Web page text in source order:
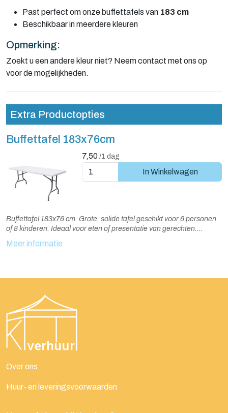
Past perfect om onze buffettafels van 183 cm
Beschikbaar in meerdere kleuren
Opmerking:
Zoekt u een andere kleur niet? Neem contact met ons op
voor de mogelijkheden.
Extra Productopties
Buffettafel 183x76cm
7,50 /1 dag
In Winkelwagen
Buffettafel 183x76 cm. Grote, solide tafel geschikt voor 6 personen
of 8 kinderen. Ideaal voor eten of presentatie van gerechten.
tafelpapier.
Meer informatie
Over ons
Huur- en leveringsvoorwaarden